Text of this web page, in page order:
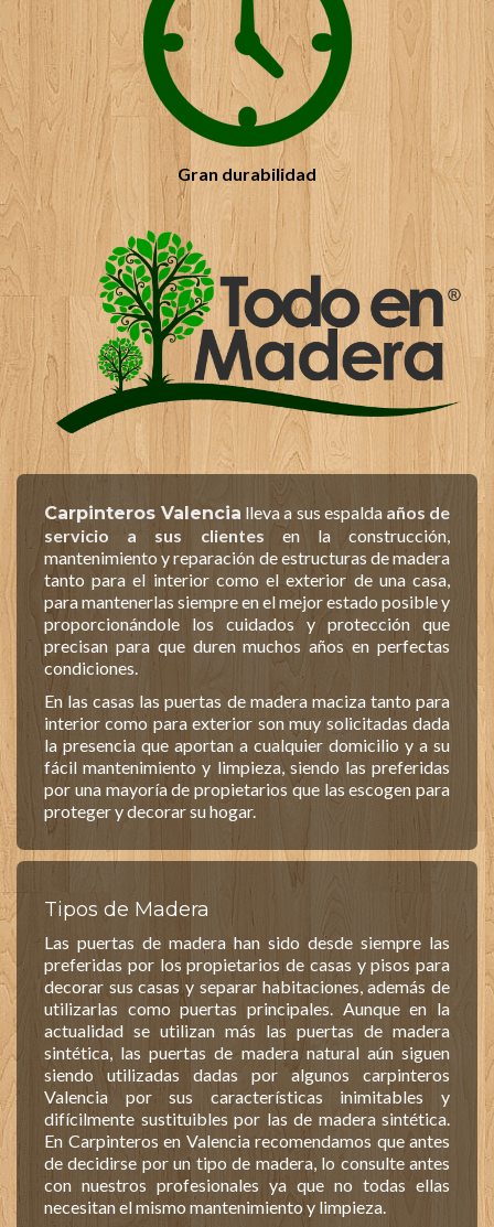
Gran durabilidad
Carpinteros Valencia lleva a sus espalda años de
servicio a sus clientes en la construcción,
mantenimiento y reparación de estructuras de madera
tanto para el interior como el exterior de una casa,
para mantenerlas siempre en el mejor estado posible y
proporcionándole los cuidados y protección que
precisan para que duren muchos años en perfectas
condiciones.
En las casas las puertas de madera maciza tanto para
interior como para exterior son muy solicitadas dada
la presencia que aportan a cualquier domicilio y a su
fácil mantenimiento y limpieza, siendo las preferidas
por una mayoría de propietarios que las escogen para
proteger y decorar su hogar.
Tipos de Madera
Las puertas de madera han sido desde siempre las
preferidas por los propietarios de casas y pisos para
decorar sus casas y separar habitaciones, además de
utilizarlas como puertas principales. Aunque en la
actualidad se utilizan más las puertas de madera
sintética, las puertas de madera natural aún siguen
siendo utilizadas dadas por algunos carpinteros
Valencia por sus características inimitables y
difícilmente sustituibles por las de madera sintética.
En Carpinteros en Valencia recomendamos que antes
de decidirse por un tipo de madera, lo consulte antes
con nuestros profesionales ya que no todas ellas
necesitan el mismo mantenimiento y limpieza.